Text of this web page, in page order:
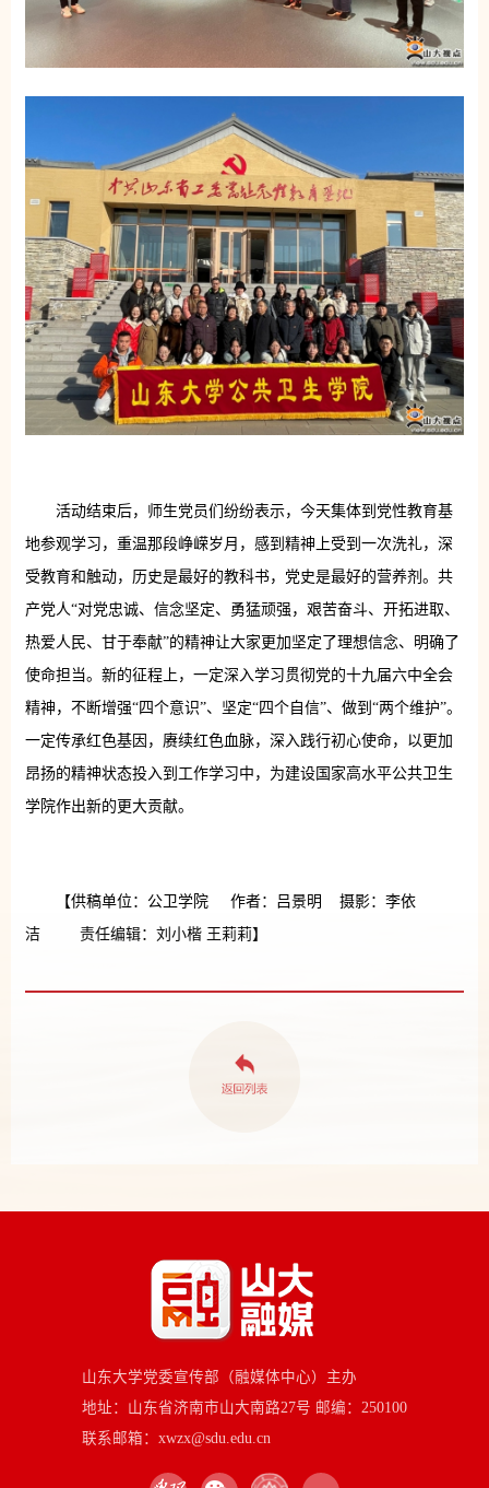
活动结束后，师生党员们纷纷表示，今天集体到党性教育基
地参观学习，重温那段峥嵘岁月，感到精神上受到一次洗礼，深
受教育和触动，历史是最好的教科书，党史是最好的营养剂。共
产党人“对党忠诚、信念坚定、勇猛顽强，艰苦奋斗、开拓进取、
热爱人民、甘于奉献”的精神让大家更加坚定了理想信念、明确了
使命担当。新的征程上，一定深入学习贯彻党的十九届六中全会
精神，不断增强“四个意识”、坚定“四个自信”、做到“两个维护”。
一定传承红色基因，赓续红色血脉，深入践行初心使命，以更加
昂扬的精神状态投入到工作学习中，为建设国家高水平公共卫生
学院作出新的更大贡献。
【供稿单位：公卫学院 作者：吕景明 摄影：李依
洁 责任编辑：刘小楷 王莉莉】
山东大学党委宣传部（融媒体中心）主办
地址：山东省济南市山大南路27号 邮编：250100
联系邮箱：xwzx@sdu.edu.cn